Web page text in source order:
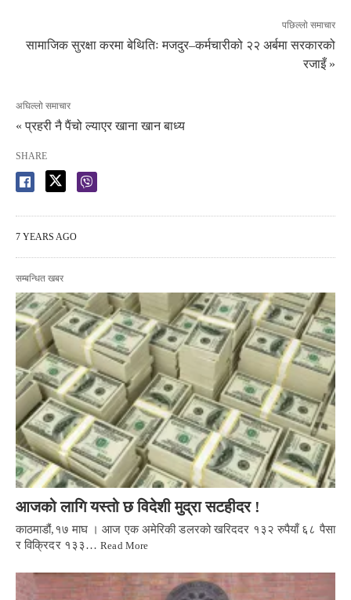
पछिल्लो समाचार
सामाजिक सुरक्षा करमा बेथितिः मजदुर–कर्मचारीको २२ अर्बमा सरकारको
रजाइँ »
अघिल्लो समाचार
« प्रहरी नै पैंचो ल्याएर खाना खान बाध्य
SHARE
7 YEARS AGO
सम्बन्धित खबर
आजको लागि यस्तो छ विदेशी मुद्रा सटहीदर !
काठमाडौं,१७ माघ । आज एक अमेरिकी डलरको खरिददर १३२ रुपैयाँ ६८ पैसा
र विक्रिदर १३३…Read More